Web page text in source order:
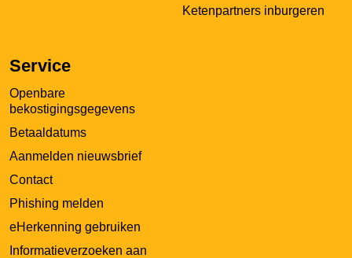
Ketenpartners inburgeren
Service
Openbare
bekostigingsgegevens
Betaaldatums
Aanmelden nieuwsbrief
Contact
Phishing melden
eHerkenning gebruiken
Informatieverzoeken aan